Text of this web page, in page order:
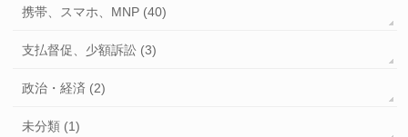
携帯、スマホ、MNP (40)
支払督促、少額訴訟 (3)
政治・経済 (2)
未分類 (1)